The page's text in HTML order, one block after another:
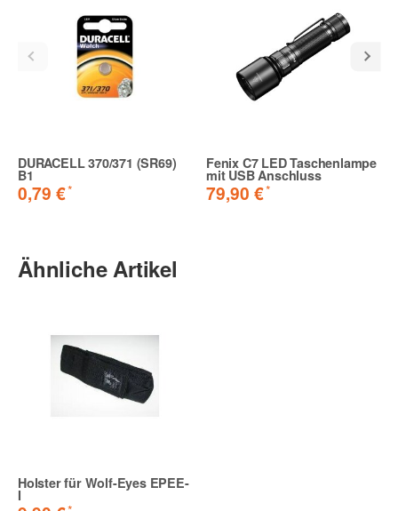
DURACELL 370/371 (SR69)
B1
0,79 €*
Fenix C7 LED Taschenlampe
mit USB Anschluss
79,90 €*
Ähnliche Artikel
Holster für Wolf-Eyes EPEE-
I